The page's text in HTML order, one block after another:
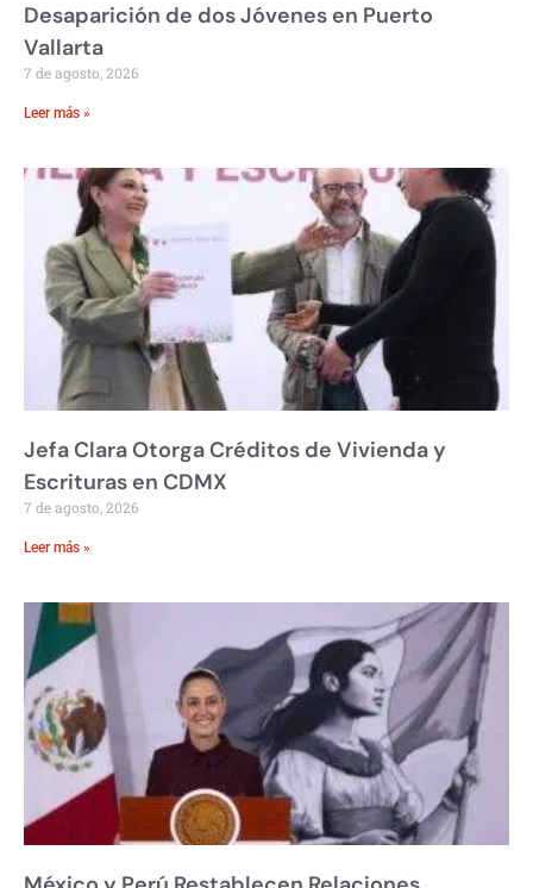
Desaparición de dos Jóvenes en Puerto
Vallarta
7 de agosto, 2026
Leer más »
Jefa Clara Otorga Créditos de Vivienda y
Escrituras en CDMX
7 de agosto, 2026
Leer más »